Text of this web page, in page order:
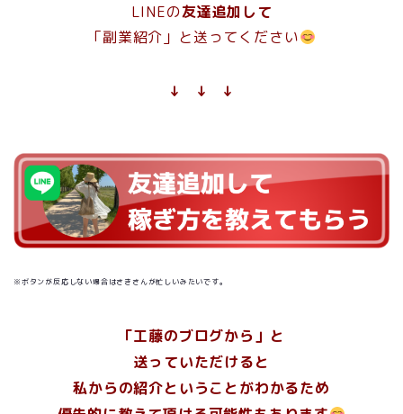
LINEの友達追加して
「副業紹介」と送ってください
↓ ↓ ↓
※ボタンが反応しない場合はさきさんが忙しいみたいです。
「工藤のブログから」 と
送っていただけると
私からの紹介ということがわかるため